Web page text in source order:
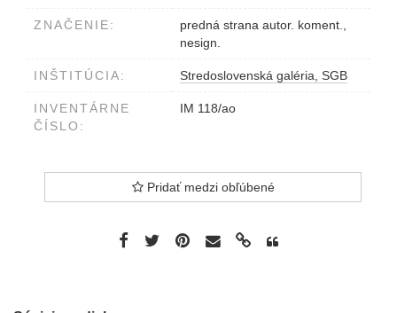
ZNAČENIE:
predná strana autor. koment.,
nesign.
INŠTITÚCIA: Stredoslovenská galéria, SGB
INVENTÁRNE
ČÍSLO:
IM 118/ao
Pridať medzi obľúbené